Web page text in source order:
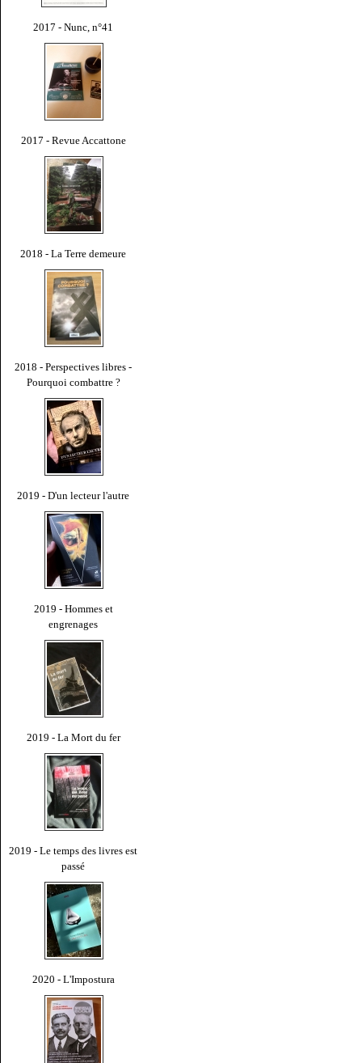
2017 - Nunc, n°41
2017 - Revue Accattone
2018 - La Terre demeure
2018 - Perspectives libres -
Pourquoi combattre ?
2019 - D'un lecteur l'autre
2019 - Hommes et
engrenages
2019 - La Mort du fer
2019 - Le temps des livres est
passé
2020 - L'Impostura